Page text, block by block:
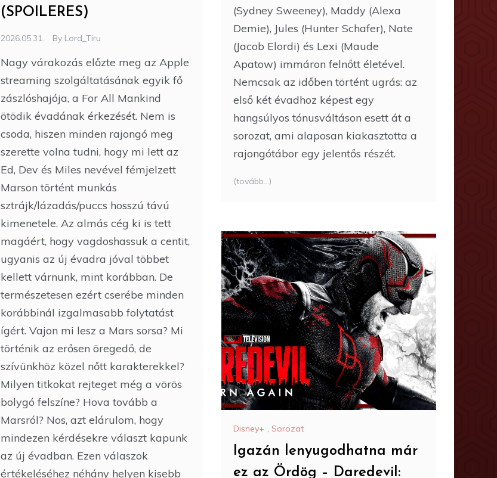
(Sydney Sweeney), Maddy (Alexa
Demie), Jules (Hunter Schafer), Nate
(Jacob Elordi) és Lexi (Maude
Apatow) immáron felnőtt életével.
Nemcsak az időben történt ugrás: az
első két évadhoz képest egy
hangsúlyos tónusváltáson esett át a
sorozat, ami alaposan kiakasztotta a
rajongótábor egy jelentős részét.
(tovább…)
(SPOILERES)
2026.05.31. By Lord_Tiru
Nagy várakozás előzte meg az Apple
streaming szolgáltatásának egyik fő
zászlóshajója, a For All Mankind
ötödik évadának érkezését. Nem is
csoda, hiszen minden rajongó meg
szerette volna tudni, hogy mi lett az
Ed, Dev és Miles nevével fémjelzett
Marson történt munkás
sztrájk/lázadás/puccs hosszú távú
kimenetele. Az almás cég ki is tett
magáért, hogy vagdoshassuk a centit,
ugyanis az új évadra jóval többet
kellett várnunk, mint korábban. De
természetesen ezért cserébe minden
korábbinál izgalmasabb folytatást
ígért. Vajon mi lesz a Mars sorsa? Mi
történik az erősen öregedő, de
szívünkhöz közel nőtt karakterekkel?
Milyen titkokat rejteget még a vörös
bolygó felszíne? Hova tovább a
Marsról? Nos, azt elárulom, hogy
mindezen kérdésekre választ kapunk
az új évadban. Ezen válaszok
értékeléséhez néhány helyen kisebb
Disney+ , Sorozat
Igazán lenyugodhatna már
ez az Ördög – Daredevil: